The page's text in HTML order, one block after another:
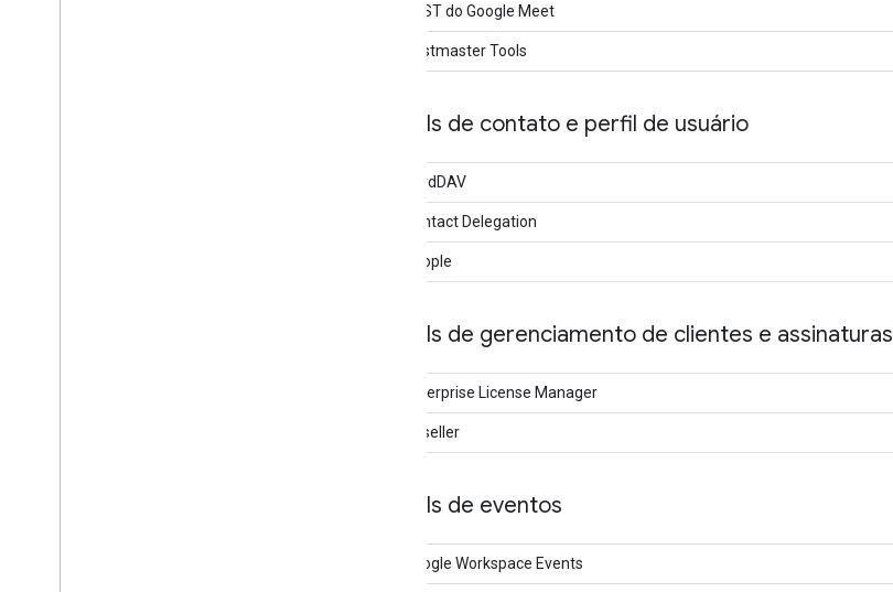
API REST do Google Meet
API Postmaster Tools
APIs de contato e perfil de usuário
API CardDAV
API Contact Delegation
API People
APIs de gerenciamento de clientes e assinaturas
API Enterprise License Manager
API Reseller
APIs de eventos
API Google Workspace Events